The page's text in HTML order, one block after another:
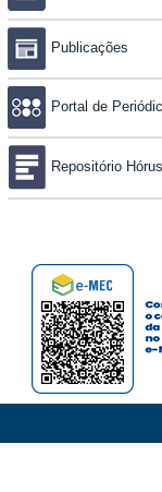
Publicações
Portal de
Repositório Hórus